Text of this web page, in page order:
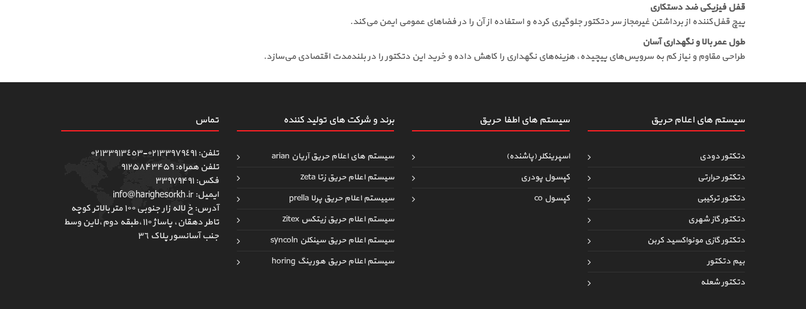
قفل فیزیکی ضد دستکاری
پیچ قفل‌کننده از برداشتن غیرمجاز سر دتکتور جلوگیری کرده و استفاده از آن را در فضاهای عمومی ایمن می‌کند.
طول عمر بالا و نگهداری آسان
طراحی مقاوم و نیاز کم به سرویس‌های پیچیده، هزینه‌های نگهداری را کاهش داده و خرید این دتکتور را در بلندمدت اقتصادی می‌سازد.
سیستم های اعلام حریق
دتکتور دودی
دتکتور حرارتی
دتکتور ترکیبی
دتکتور گاز شهری
دتکتور گازی مونواکسید کربن
بیم دتکتور
دتکتور شعله
سیستم های اطفاءحریق
اسپرینکلر (پاشنده)
کپسول پودری
کپسول co
برند و شرکت های تولید کننده
سیستم های اعلام حریق آریان arian
سیستم اعلام حریق زتا zeta
سییستم اعلام حریق پرلا prella
سیستم اعلام حریق زیتکس zitex
سیستم اعلام حریق سینکلن syncoln
سیستم اعلام حریق هورینگ horing
تماس
تلفن: ٠٢١٣٣٩٧٩٤٩١-٠٢١٣٣٩١٣٤٥٣
تلفن همراه: ۹۱۲۵۸۴۳۴۵۹
فکس: ۳۳۹۷۹۴۹۱
ایمیل: info@harighesorkh.ir
آدرس: خ لاله زار جنوبی ١٠٠ متر بالاتر کوچه
تاطر دهقان، پاساژ ١١٠،طبقه دوم،لاین وسط
جنب آسانسور پلاک ٣٦